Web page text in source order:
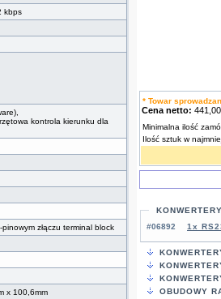
kbps
kontrola kierunku dla
złączu terminal block
x 100,6mm
* Towar
Cena netto:
Minimalna ilość
Ilość sztuk w
#06892
1x
OBUDOWY